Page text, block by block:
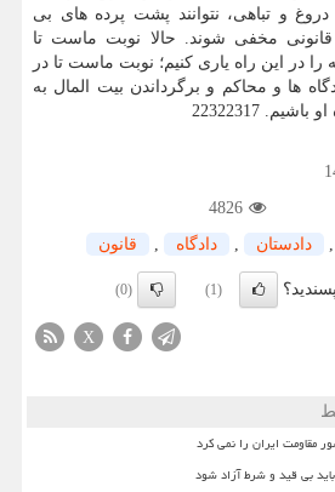
دروغ و تباهی، نتوانند پشت پرده های بی
مخفی شوند. حالا نوبت ماست تا
در این راه یاری كنیم؛ نوبت ماست تا در
ها و محاكم و برگرداندن بیت المال به
22322317
4826
, دادستان , دادگاه , قانون
(1)
(0)
X
مقاومت ایران را نمی کرد
بی قید و شرط آزاد شود